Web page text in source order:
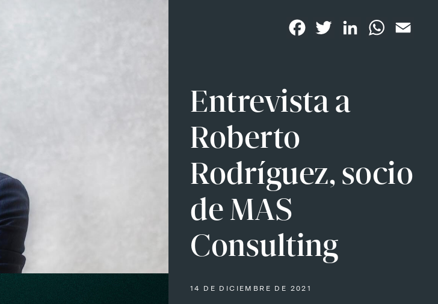
FacebookTwitter LinkedInWhatsApp
Entrevista a
Roberto
Rodríguez, socio
de MAS
Consulting
14 DE DICIEMBRE DE 2021